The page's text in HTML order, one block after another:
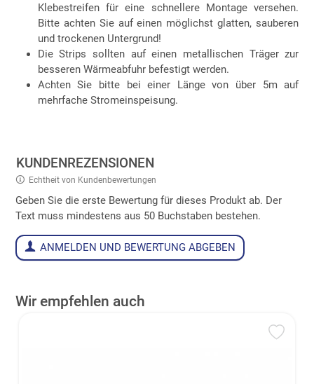
Klebestreifen für eine schnellere Montage versehen.
Bitte achten Sie auf einen möglichst glatten, sauberen
und trockenen Untergrund!
Die Strips sollten auf einen metallischen Träger zur
besseren Wärmeabfuhr befestigt werden.
Achten Sie bitte bei einer Länge von über 5m auf
mehrfache Stromeinspeisung.
KUNDENREZENSIONEN
Echtheit von Kundenbewertungen
Geben Sie die erste Bewertung für dieses Produkt ab. Der
Text muss mindestens aus 50 Buchstaben bestehen.
ANMELDEN UND BEWERTUNG ABGEBEN
Wir empfehlen auch